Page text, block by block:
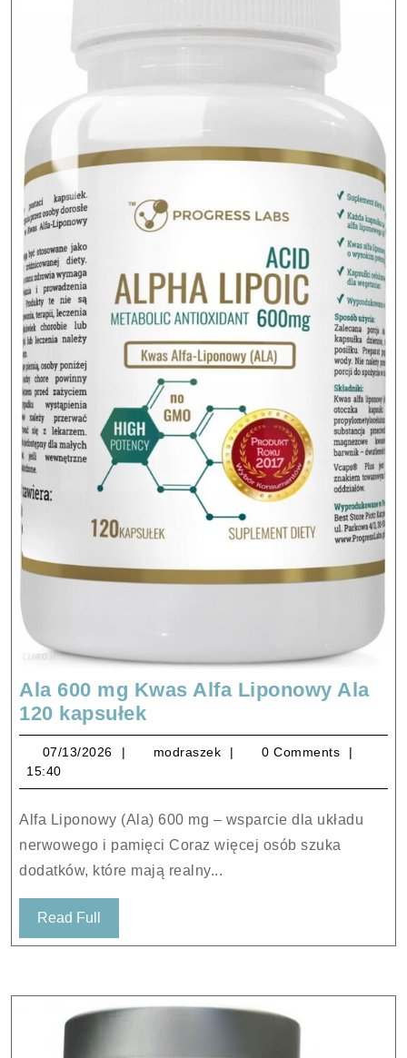
Ala 600 mg Kwas Alfa Liponowy Ala
120 kapsułekAla
600
mg
Kwas
Liponowy
Ala
120
07/13/2026 07/13/2026
modraszek modraszek
0 Comments
15:40
Alfa Liponowy (Ala) 600 mg – wsparcie dla układu
nerwowego i pamięci Coraz więcej osób szuka
dodatków, które mają realny...
Read Full
Full